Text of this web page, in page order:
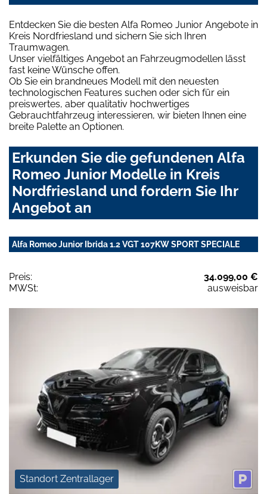
Entdecken Sie die besten Alfa Romeo Junior Angebote in
Kreis Nordfriesland und sichern Sie sich Ihren
Traumwagen.
Unser vielfältiges Angebot an Fahrzeugmodellen lässt
fast keine Wünsche offen.
Ob Sie ein brandneues Modell mit den neuesten
technologischen Features suchen oder sich für ein
preiswertes, aber qualitativ hochwertiges
Gebrauchtfahrzeug interessieren, wir bieten Ihnen eine
breite Palette an Optionen.
Erkunden Sie die gefundenen Alfa
Romeo Junior Modelle in Kreis
Nordfriesland und fordern Sie Ihr
Angebot an
Alfa Romeo Junior Ibrida 1.2 VGT 107KW SPORT SPECIALE
Preis:
34.099,00 €
MWSt:
ausweisbar
Standort Zentrallager